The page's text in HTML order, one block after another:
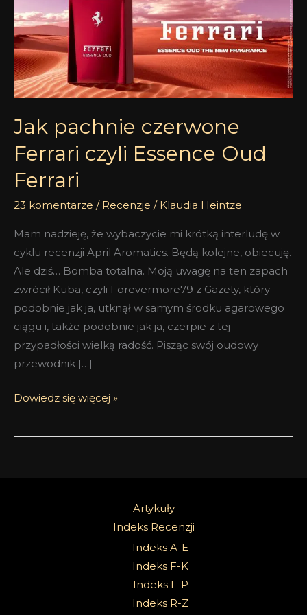
Jak pachnie czerwone
Ferrari czyli Essence Oud
Ferrari
23 komentarze / Recenzje / Klaudia Heintze
Mam nadzieję, że wybaczycie mi krótką interludę w
cyklu recenzji April Aromatics. Będą kolejne, obiecuję.
Ale dziś… Bomba totalna. Moją uwagę na ten zapach
zwrócił Kuba, czyli Forevermore79 z Gazety, który
podobnie jak ja, utknął w samym środku agarowego
ciągu i, także podobnie jak ja, czerpie z tej
przypadłości wielką radość. Pisząc swój oudowy
przewodnik […]
czyli
Essence
Oud
Ferrari
Dowiedz się więcej »
Artykuły
Indeks Recenzji
Indeks A-E
Indeks F-K
Indeks L-P
Indeks R-Z